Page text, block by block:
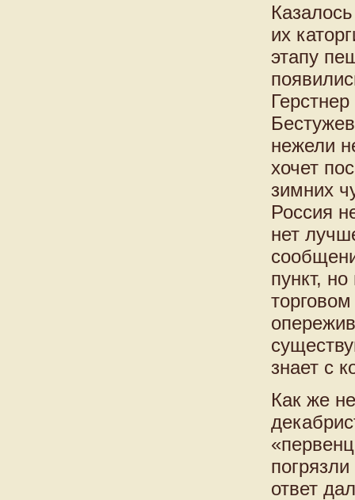
их
этапу
нежели
хочет
зимних
Россия
нет
пункт,
знает с
Как же
ответ